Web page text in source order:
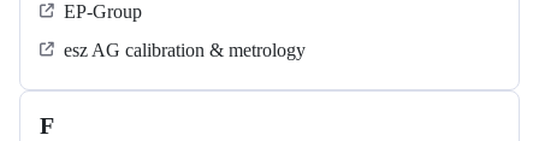
EP-Group
esz AG calibration & metrology
F